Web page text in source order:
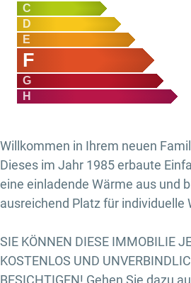
C
D
E
F
G
H
Willkommen in Ihrem neuen
Dieses im Jahr 1985 erbaute
eine einladende Wärme aus und
ausreichend Platz für individuelle
SIE KÖNNEN DIESE IMMOBILIE
KOSTENLOS UND
BESICHTIGEN! Gehen Sie dazu